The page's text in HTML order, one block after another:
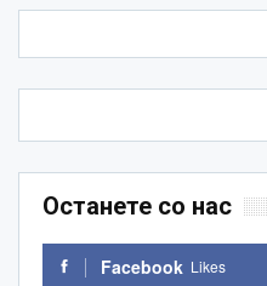
Останете со нас
Facebook Likes